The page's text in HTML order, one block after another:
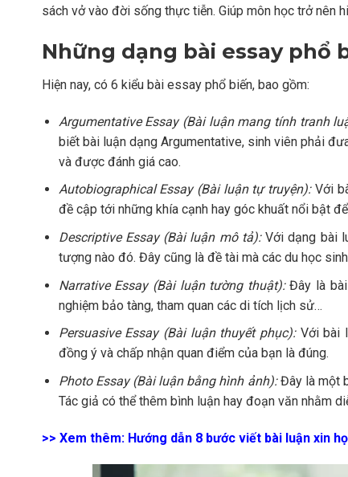
sách vở vào đời sống thực tiễn. Giúp môn học trở nên
Những dạng bài essay phổ
Hiện nay, có 6 kiểu bài essay phổ biến, bao gồm:
Argumentative Essay (Bài luận mang tính tranh
biết bài luận dạng Argumentative, sinh viên phải
và được đánh giá cao.
Autobiographical Essay (Bài luận tự truyện):Với
đề cập tới những khía cạnh hay góc khuất nổi bật
Descriptive Essay (Bài luận mô tả):Với dạng bài
tượng nào đó. Đây cũng là đề tài mà các du học
Narrative Essay (Bài luận tường thuật):Đây là bài
nghiệm bảo tàng, tham quan các di tích lịch sử…
Persuasive Essay (Bài luận thuyết phục):Với bài
đồng ý và chấp nhận quan điểm của bạn là đúng.
Photo Essay (Bài luận bằng hình ảnh):Đây là một
Tác giả có thể thêm bình luận hay đoạn văn nhằm
>> Xem thêm: Hướng dẫn 8 bước viết bài luận xin